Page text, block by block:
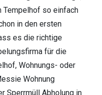
Tempelhof so einfach
in den ersten
es die richtige
für die
Wohnungs- oder
Wohnung
Sperrmüll Abholung in